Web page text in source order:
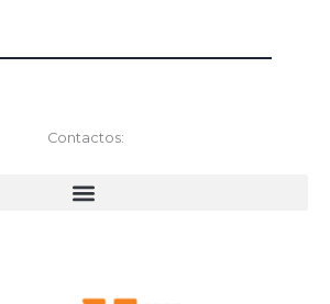
Contactos: